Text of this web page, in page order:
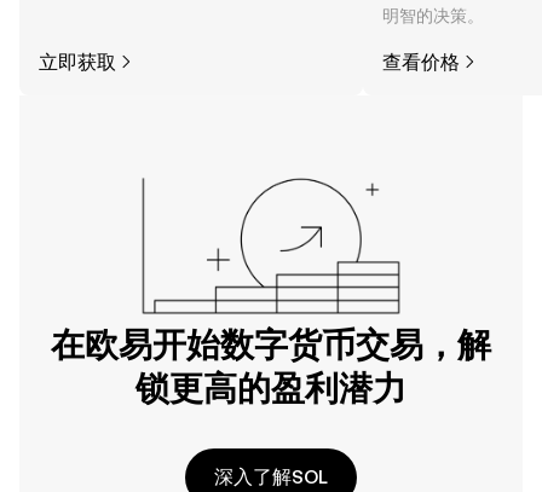
立即获取
明智的决策。
查看价格
在欧易开始数字货币交易，解
锁更高的盈利潜力
深入了解SOL